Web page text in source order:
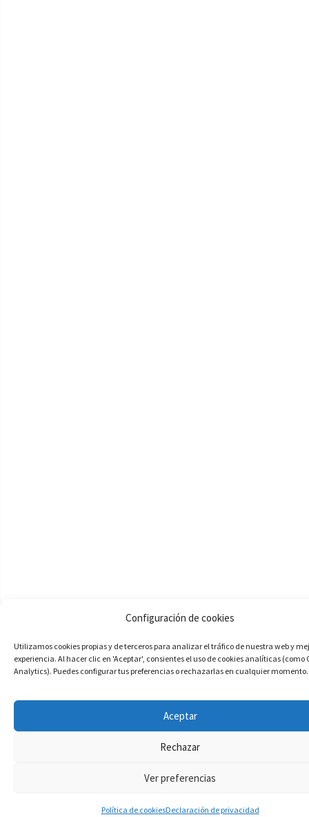
Configuración de cookies
Utilizamos cookies propias y de terceros para analizar el tráfico de nuestra web y
experiencia. Al hacer clic en 'Aceptar', consientes el uso de cookies analíticas (como
Analytics). Puedes configurar tus preferencias o rechazarlas en cualquier momento.
Aceptar
Rechazar
Ver preferencias
Política de cookies